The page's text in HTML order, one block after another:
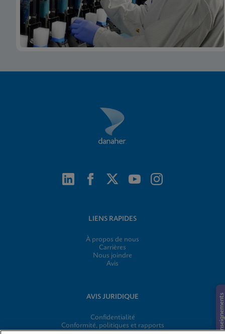
LIENS RAPIDES
À propos de nous
Carrières
Nous joindre
Avis
AVIS JURIDIQUE
Confidentialité
Conformité, politiques et rapports